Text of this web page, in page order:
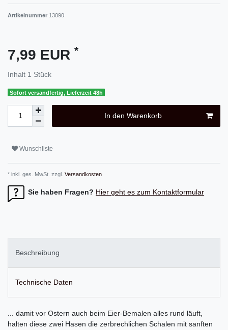
Artikelnummer 13090
7,99 EUR *
Inhalt 1 Stück
Sofort versandfertig, Lieferzeit 48h
In den Warenkorb
Wunschliste
* inkl. ges. MwSt. zzgl. Versandkosten
Sie haben Fragen? Hier geht es zum Kontaktformular
Beschreibung
Technische Daten
... damit vor Ostern auch beim Eier-Bemalen alles rund läuft,
halten diese zwei Hasen die zerbrechlichen Schalen mit sanften